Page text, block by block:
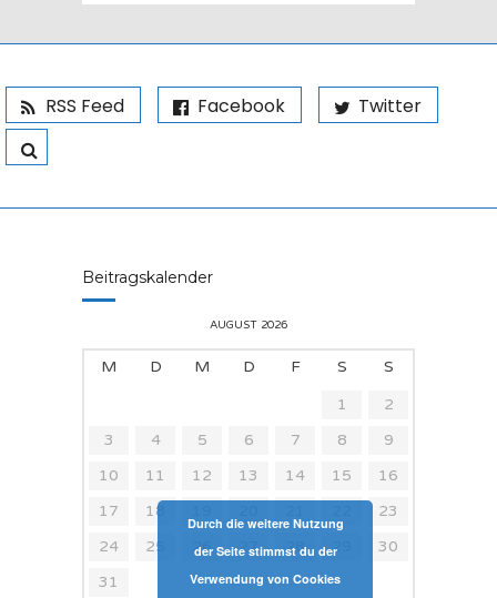
RSS Feed Facebook Twitter
Beitragskalender
AUGUST 2026
M D M D F S
S
1
2
3
4 5 6 7 8
9
10
11 12 13 14 15
16
17
18
23
24
25 26 27 28 29
30
31
Durch die weitere Nutzung
der Seite stimmst du der
Verwendung von Cookies